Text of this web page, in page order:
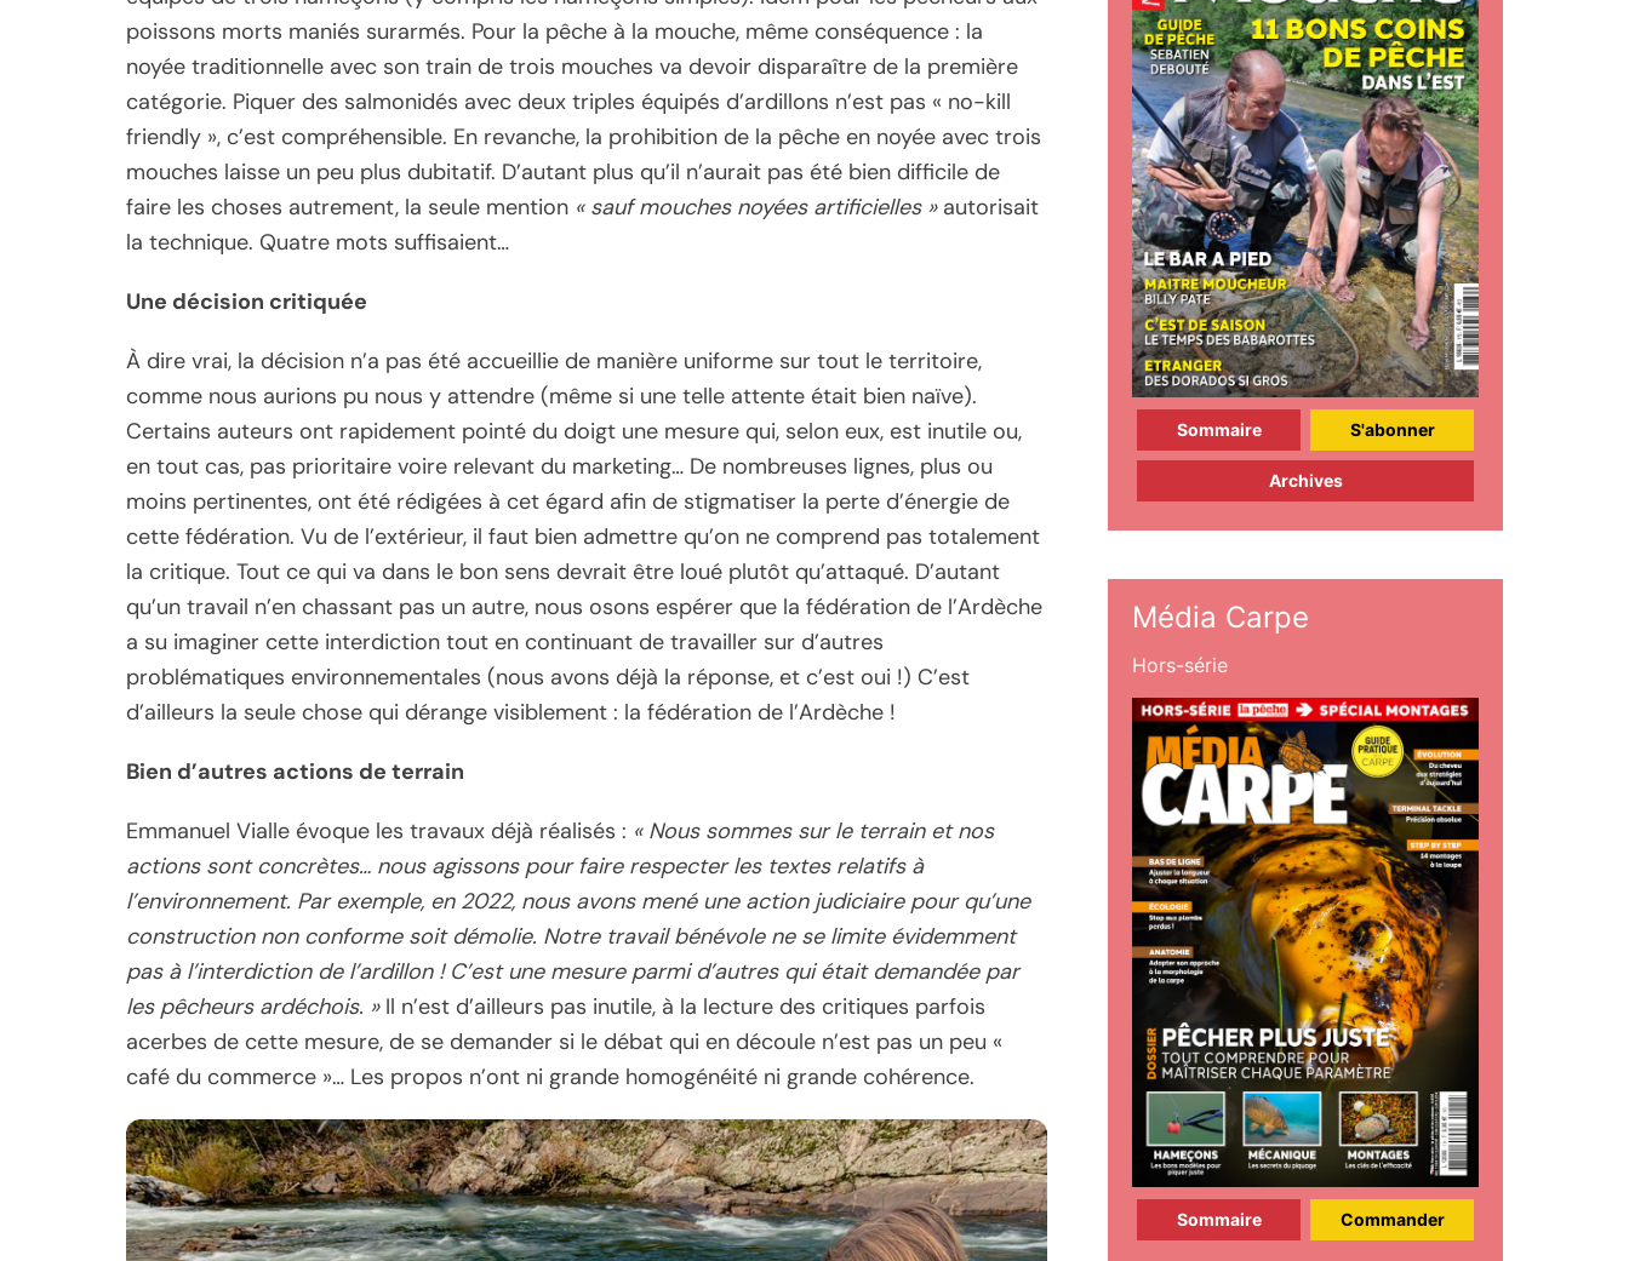
poissons morts maniés surarmés. Pour la pêche à la mouche, même conséquence : la
noyée traditionnelle avec son train de trois mouches va devoir disparaître de la première
catégorie. Piquer des salmonidés avec deux triples équipés d’ardillons n’est pas « no-kill
friendly », c’est compréhensible. En revanche, la prohibition de la pêche en noyée avec trois
mouches laisse un peu plus dubitatif. D’autant plus qu’il n’aurait pas été bien difficile de
faire les choses autrement, la seule mention « sauf mouches noyées artificielles »autorisait
la technique. Quatre mots suffisaient…
Une décision critiquée
À dire vrai, la décision n’a pas été accueillie de manière uniforme sur tout le territoire,
comme nous aurions pu nous y attendre (même si une telle attente était bien naïve).
Certains auteurs ont rapidement pointé du doigt une mesure qui, selon eux, est inutile ou,
en tout cas, pas prioritaire voire relevant du marketing… De nombreuses lignes, plus ou
moins pertinentes, ont été rédigées à cet égard afin de stigmatiser la perte d’énergie de
cette fédération. Vu de l’extérieur, il faut bien admettre qu’on ne comprend pas totalement
la critique. Tout ce qui va dans le bon sens devrait être loué plutôt qu’attaqué. D’autant
qu’un travail n’en chassant pas un autre, nous osons espérer que la fédération de l’Ardèche
a su imaginer cette interdiction tout en continuant de travailler sur d’autres
problématiques environnementales (nous avons déjà la réponse, et c’est oui !) C’est
d’ailleurs la seule chose qui dérange visiblement : la fédération de l’Ardèche !
Bien d’autres actions de terrain
Emmanuel Vialle évoque les travaux déjà réalisés : « Nous sommes sur le terrain et nos
actions sont concrètes… nous agissons pour faire respecter les textes relatifs à
l’environnement. Par exemple, en 2022, nous avons mené une action judiciaire pour qu’une
construction non conforme soit démolie. Notre travail bénévole ne se limite évidemment
pas à l’interdiction de l’ardillon ! C’est une mesure parmi d’autres qui était demandée par
les pêcheurs ardéchois. »Il n’est d’ailleurs pas inutile, à la lecture des critiques parfois
acerbes de cette mesure, de se demander si le débat qui en découle n’est pas un peu «
café du commerce »… Les propos n’ont ni grande homogénéité ni grande cohérence.
Sommaire S'abonner
Archives
Média Carpe
Hors-série
Sommaire Commander